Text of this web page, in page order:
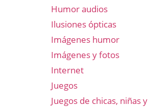
Humor audios
Ilusiones ópticas
Imágenes humor
Imágenes y fotos
Internet
Juegos
Juegos de chicas, niñas y